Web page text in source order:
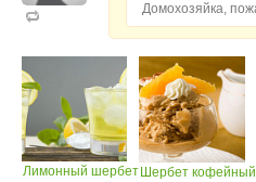
Лимонный шербет Шербет кофейный